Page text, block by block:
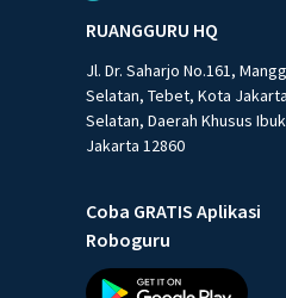
RUANGGURU HQ
Jl. Dr. Saharjo No.161,
Selatan, Tebet, Kota Jakarta
Selatan, Daerah Khusus
Jakarta 12860
Coba GRATIS Aplikasi
Roboguru